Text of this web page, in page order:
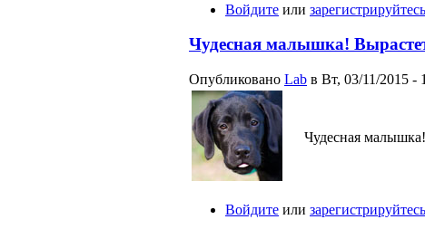
Войдите или зарегистрируйтесь
Чудесная малышка!
Опубликовано Lab в Вт, 03/11/2015 -
Чудесная
Войдите или зарегистрируйтесь